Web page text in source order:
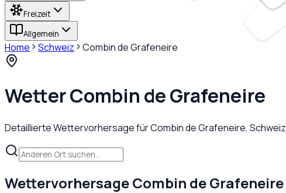
Freizeit
Allgemein
Home Schweiz Combin de Grafeneire
WetterCombin de Grafeneire
Detaillierte Wettervorhersage fürCombin de Grafeneire, Schweiz
WettervorhersageCombin de Grafeneire